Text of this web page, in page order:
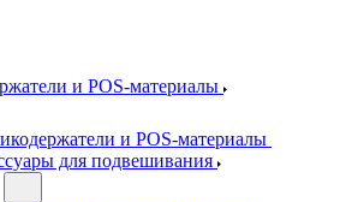
и POS-материалы
и POS-материалы
для подвешивания